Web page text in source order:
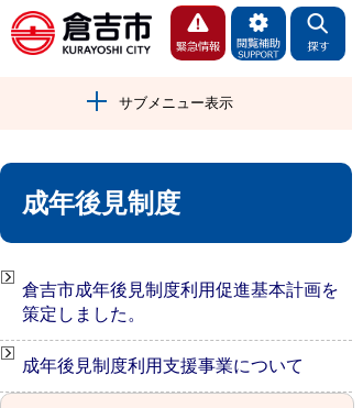
サブメニュー表示
成年後見制度
倉吉市成年後見制度利用促進基本計画を
策定しました。
成年後見制度利用支援事業について